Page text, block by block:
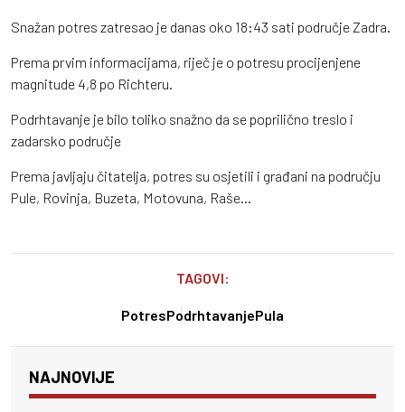
Snažan potres zatresao je danas oko 18:43 sati područje Zadra.
Prema prvim informacijama, riječ je o potresu procijenjene
magnitude 4,8 po Richteru.
Podrhtavanje je bilo toliko snažno da se poprilično treslo i
zadarsko područje
Prema javljaju čitatelja, potres su osjetili i građani na području
Pule, Rovinja, Buzeta, Motovuna, Raše...
TAGOVI:
PotresPodrhtavanjePula
NAJNOVIJE